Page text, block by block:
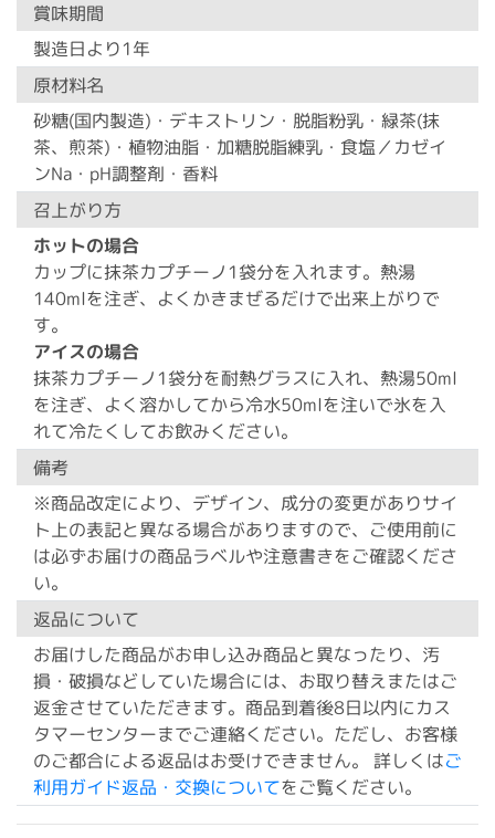
賞味期間
製造日より1年
原材料名
砂糖(国内製造)・デキストリン・脱脂粉乳・緑茶(抹
茶、煎茶)・植物油脂・加糖脱脂練乳・食塩／カゼイ
ンNa・pH調整剤・香料
召上がり方
ホットの場合
カップに抹茶カプチーノ1袋分を入れます。熱湯
140mlを注ぎ、よくかきまぜるだけで出来上がりで
す。
アイスの場合
抹茶カプチーノ1袋分を耐熱グラスに入れ、熱湯50ml
を注ぎ、よく溶かしてから冷水50mlを注いで氷を入
れて冷たくしてお飲みください。
備考
※商品改定により、デザイン、成分の変更がありサイ
ト上の表記と異なる場合がありますので、ご使用前に
は必ずお届けの商品ラベルや注意書きをご確認くださ
い。
返品について
お届けした商品がお申し込み商品と異なったり、汚
損・破損などしていた場合には、お取り替えまたはご
返金させていただきます。商品到着後8日以内にカス
タマーセンターまでご連絡ください。ただし、お客様
のご都合による返品はお受けできません。 詳しくはご
利用ガイド返品・交換についてをご覧ください。